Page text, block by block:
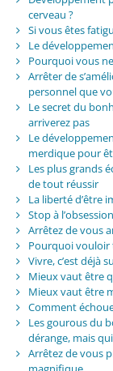
cerveau ?
Si vous êtes
Le
Pourquoi vous
Arrêter de
personnel que
Le secret du
arriverez pas
Le
merdique pour
Les plus grands
de tout réussir
La liberté d’être
Stop à
Arrêtez de vous
Pourquoi vouloir
Vivre, c’est déjà
Mieux vaut être
Mieux vaut être
Comment
Les gourous du
dérange, mais
Arrêtez de vous